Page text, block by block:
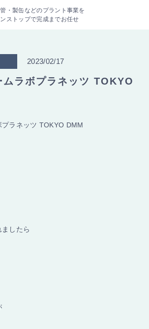
・製缶などのプラント事業を
ストップで完成までお任せ
2023/02/17
ムラボプラネッツ TOKYO
プラネッツ TOKYO DMM
したら